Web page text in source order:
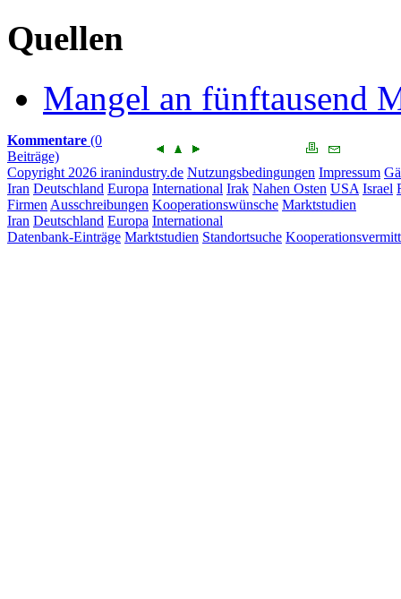
Quellen
Mangel an fünftausend
Kommentare (0
Beiträge)
Copyright 2026 iranindustry.de Nutzungsbedingungen Impressum
Iran Deutschland Europa International Irak Nahen Osten USA Israel
Firmen Ausschreibungen Kooperationswünsche Marktstudien
Iran Deutschland Europa International
Datenbank-Einträge Marktstudien Standortsuche